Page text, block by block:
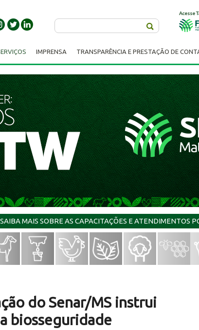
Acesse
IMPRENSA TRANSPARÊNCIA E PRESTAÇÃO DE
MAIS SOBRE AS CAPACITAÇÕES E ATENDIMENTOS
do Senar/MS instrui
biosseguridade